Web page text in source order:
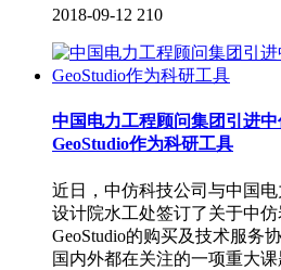
2018-09-12 210
中国电力工程顾问集团引进
GeoStudio作为科研工具
近日，中仿科技公司与中国
设计院水工处签订了关于中
GeoStudio的购买及技术服务
国内外都在关注的一项重大